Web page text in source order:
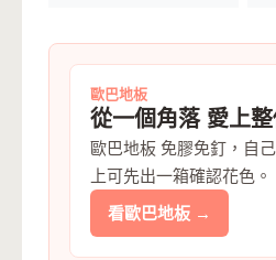
歐巴地板
從一個角落 愛上
歐巴地板 免膠免釘，自
上可先出一箱確認花色。
看歐巴地板 →